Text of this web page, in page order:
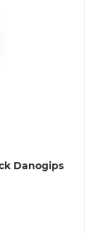
Danogips